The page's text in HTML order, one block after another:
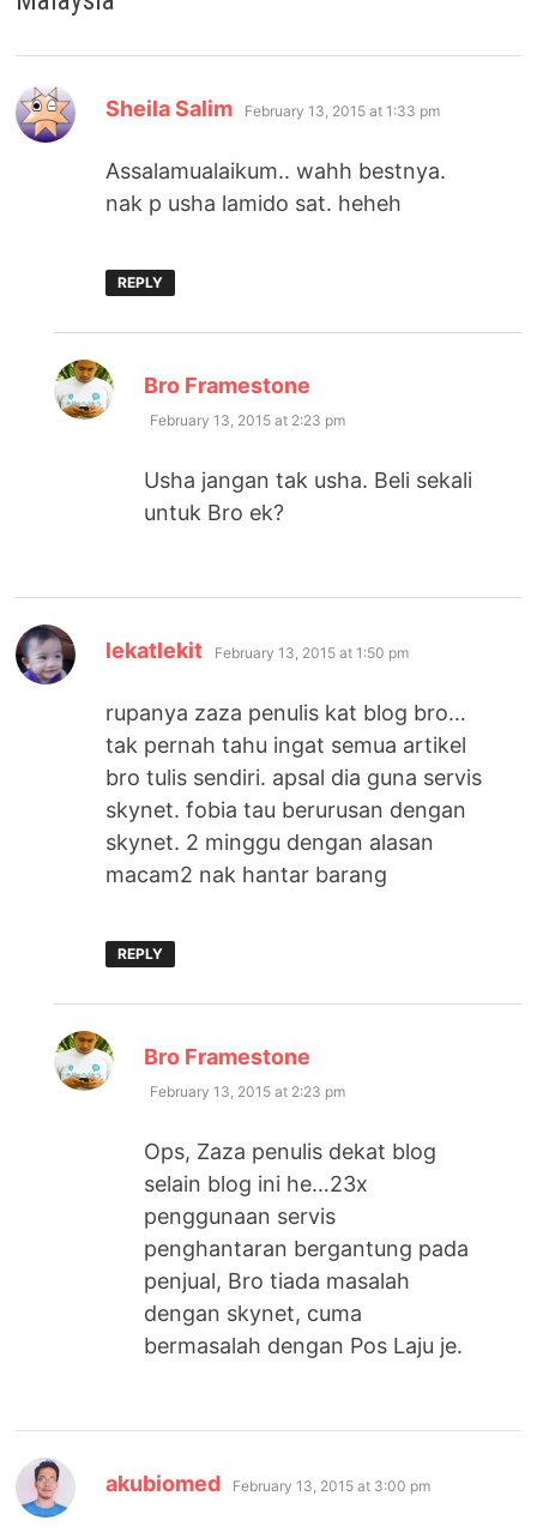
Sheila Salim says:
February 13, 2015 at 1:33 pm
Assalamualaikum.. wahh bestnya.
nak p usha lamido sat. heheh
REPLY
Bro Framestone
February 13, 2015 at 2:23 pm
Usha jangan tak usha. Beli sekali
untuk Bro ek?
lekatlekit says:
February 13, 2015 at 1:50 pm
rupanya zaza penulis kat blog bro…
tak pernah tahu ingat semua artikel
bro tulis sendiri. apsal dia guna servis
skynet. fobia tau berurusan dengan
skynet. 2 minggu dengan alasan
macam2 nak hantar barang
REPLY
Bro Framestone
February 13, 2015 at 2:23 pm
Ops, Zaza penulis dekat blog
selain blog ini he…23x
penggunaan servis
penghantaran bergantung pada
penjual, Bro tiada masalah
dengan skynet, cuma
bermasalah dengan Pos Laju je.
akubiomed says:
February 13, 2015 at 3:00 pm